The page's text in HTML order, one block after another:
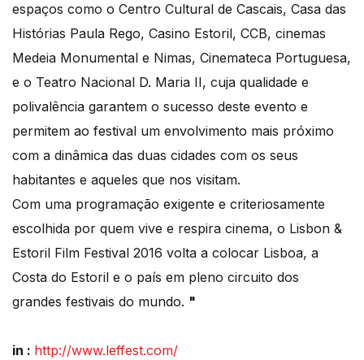
espaços como o Centro Cultural de Cascais, Casa das
Histórias Paula Rego, Casino Estoril, CCB, cinemas
Medeia Monumental e Nimas, Cinemateca Portuguesa,
e o Teatro Nacional D. Maria II, cuja qualidade e
polivalência garantem o sucesso deste evento e
permitem ao festival um envolvimento mais próximo
com a dinâmica das duas cidades com os seus
habitantes e aqueles que nos visitam.
Com uma programação exigente e criteriosamente
escolhida por quem vive e respira cinema, o Lisbon &
Estoril Film Festival 2016 volta a colocar Lisboa, a
Costa do Estoril e o país em pleno circuito dos
grandes festivais do mundo. "
in : http://www.leffest.com/